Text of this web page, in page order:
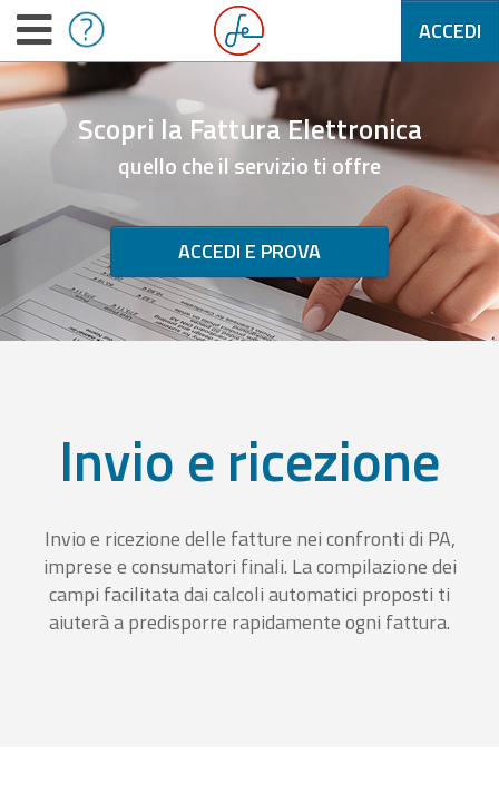
ACCEDI
Scopri la Fattura Elettronica
quello che il servizio ti offre
ACCEDI E PROVA
Invio e ricezione
Invio e ricezione delle fatture nei confronti di PA,
imprese e consumatori finali. La compilazione dei
campi facilitata dai calcoli automatici proposti ti
aiuterà a predisporre rapidamente ogni fattura.